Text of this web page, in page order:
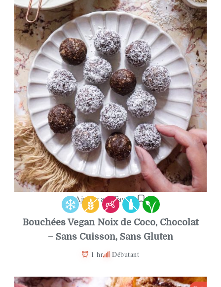
Ajouter aux Favoris
Bouchées Vegan Noix de Coco, Chocolat
– Sans Cuisson, Sans Gluten
1 hr Débutant